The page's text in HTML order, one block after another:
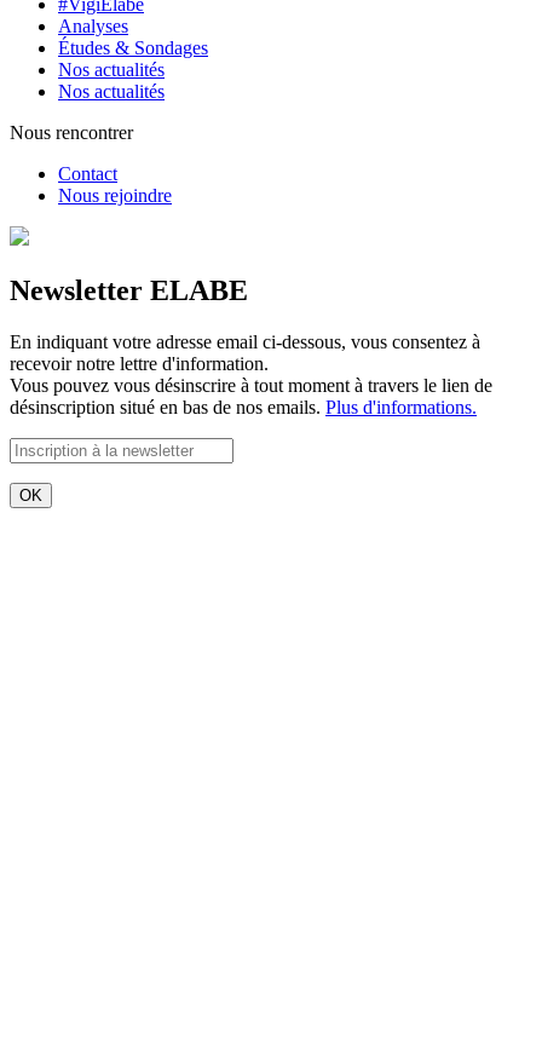
Analyses
Études & Sondages
Nos actualités
Nos actualités
Nous rencontrer
Contact
Nous rejoindre
Newsletter ELABE
En indiquant votre adresse email ci-dessous, vous consentez à
recevoir notre lettre d'information.
Vous pouvez vous désinscrire à tout moment à travers le lien de
désinscription situé en bas de nos emails. Plus d'informations.